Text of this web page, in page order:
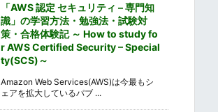
「AWS 認定 セキュリティ – 専門知
識」の学習方法・勉強法・試験対
策・合格体験記 ～ How to study fo
r AWS Certified Security – Special
ty(SCS)～
Amazon Web Services(AWS)は今最もシ
ェアを拡大しているパブ ...